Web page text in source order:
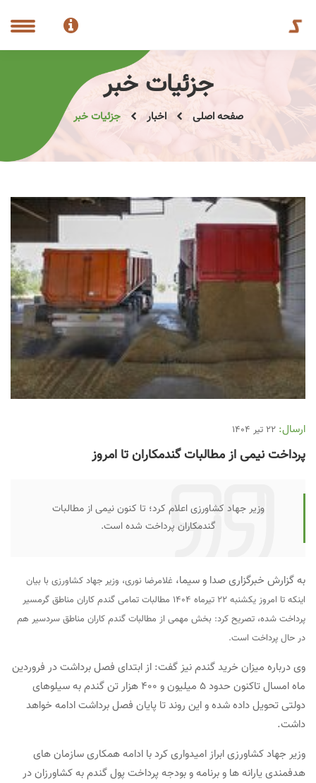
جزئیات خبر
صفحه اصلی اخبار جزئیات خبر
ارسال: 22 تیر 1404
پرداخت نیمی از مطالبات گندمکاران تا امروز
وزیر جهاد کشاورزی اعلام کرد؛ تا کنون نیمی از مطالبات
گندمکاران پرداخت شده است.
به گزارش خبرگزاری صدا و سیما، غلامرضا نوری، وزیر جهاد کشاورزی با بیان
اینکه تا امروز یکشنبه ۲۲ تیرماه ۱۴۰۴ مطالبات تمامی گندم کاران مناطق گرمسیر
پرداخت شده، تصریح کرد: بخش مهمی از مطالبات گندم کاران مناطق سردسیر هم
در حال پرداخت است.
وی درباره میزان خرید گندم نیز گفت: از ابتدای فصل برداشت در فروردین
ماه امسال تاکنون حدود ۵ میلیون و ۴۰۰ هزار تن گندم به سیلو‌های
دولتی تحویل داده شده و این روند تا پایان فصل برداشت ادامه خواهد
داشت.
وزیر جهاد کشاورزی ابراز امیدواری کرد با ادامه همکاری سازمان های
هدفمندی یارانه ها و برنامه و بودجه پرداخت پول گندم به کشاورزان در